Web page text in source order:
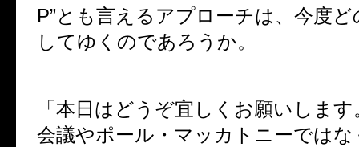
P”とも言えるアプローチは、今度
してゆくのであろうか。
「本日はどうぞ宜しくお願いしま
会議やポール・マッカトニーでは